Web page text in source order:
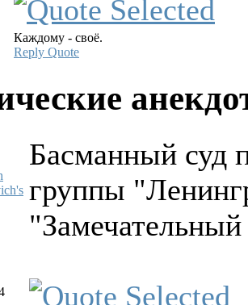
Каждому - своё.
Reply Quote
Басманный суд
группы